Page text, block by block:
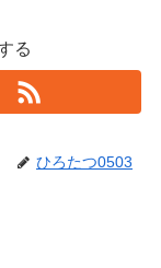
る
ひろたつ0503